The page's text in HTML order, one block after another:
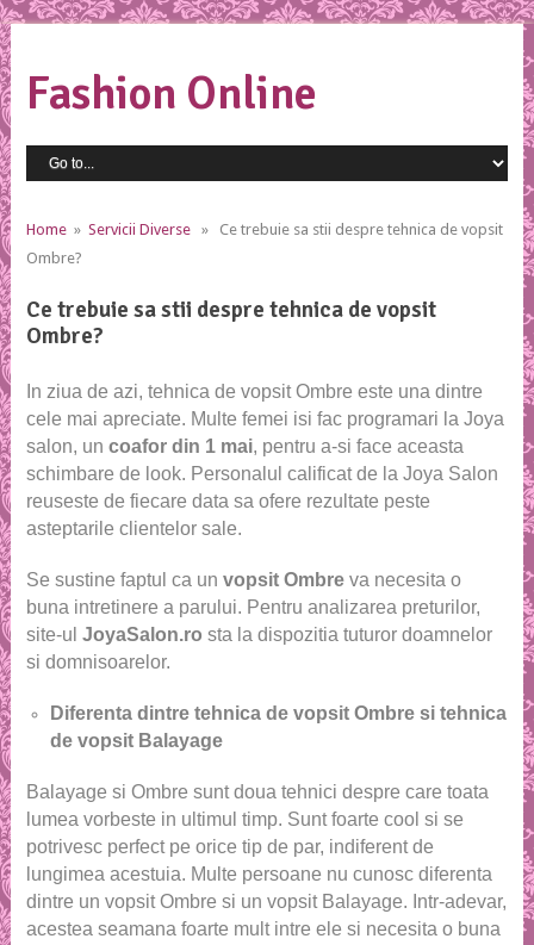
Fashion Online
Home» Servicii Diverse» Ce trebuie sa stii despre tehnica de vopsit
Ombre?
Ce trebuie sa stii despre tehnica de vopsit
Ombre?
In ziua de azi, tehnica de vopsit Ombre este una dintre
cele mai apreciate. Multe femei isi fac programari la Joya
salon, un coafor din 1 mai, pentru a-si face aceasta
schimbare de look. Personalul calificat de la Joya Salon
reuseste de fiecare data sa ofere rezultate peste
asteptarile clientelor sale.
Se sustine faptul ca un vopsit Ombre va necesita o
buna intretinere a parului. Pentru analizarea preturilor,
site-ul JoyaSalon.ro sta la dispozitia tuturor doamnelor
si domnisoarelor.
Diferenta dintre tehnica de vopsit Ombre si tehnica
de vopsit Balayage
Balayage si Ombre sunt doua tehnici despre care toata
lumea vorbeste in ultimul timp. Sunt foarte cool si se
potrivesc perfect pe orice tip de par, indiferent de
lungimea acestuia. Multe persoane nu cunosc diferenta
dintre un vopsit Ombre si un vopsit Balayage. Intr-adevar,
acestea seamana foarte mult intre ele si necesita o buna